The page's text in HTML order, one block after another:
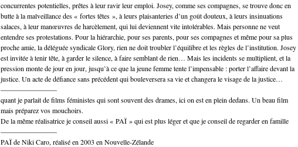
concurrentes potentielles, prêtes à leur ravir leur emploi. Josey, comme ses compagnes, se trouve donc en
butte à la malveillance des « fortes têtes », à leurs plaisanteries d’un goût douteux, à leurs insinuations
salaces, à leur manœuvres de harcèlement, qui lui deviennent vite intolérables. Mais personne ne veut
entendre ses protestations. Pour la hiérarchie, pour ses parents, pour ses compagnes et même pour sa plus
proche amie, la déléguée syndicale Glory, rien ne doit troubler l’équilibre et les règles de l’institution. Josey
est invitée à tenir tête, à garder le silence, à faire semblant de rien… Mais les incidents se multiplient, et la
pression monte de jour en jour, jusqu’à ce que la jeune femme tente l’impensable : porter l’affaire devant la
justice. Un acte de défiance sans précédent qui bouleversera sa vie et changera le visage de la justice…
————————
quant je parlait de films féministes qui sont souvent des drames, ici on est en plein dedans. Un beau film
mais préparez vos mouchoirs.
De la même réalisatrice je conseil aussi « PAÏ » qui est plus léger et que je conseil de regarder en famille
————————
PAÏ de Niki Caro, réalisé en 2003 en Nouvelle-Zélande